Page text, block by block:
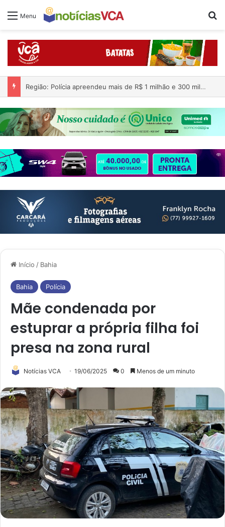
Menu
Região: Polícia apreendeu mais de R$ 1 milhão e 300 mil dentro de carro; quatro pessoas foram presas
Início / Bahia
Bahia Polícia
Mãe condenada por
estuprar a própria filha foi
presa na zona rural
Notícias VCA 19/06/2025 0 Menos de um minuto